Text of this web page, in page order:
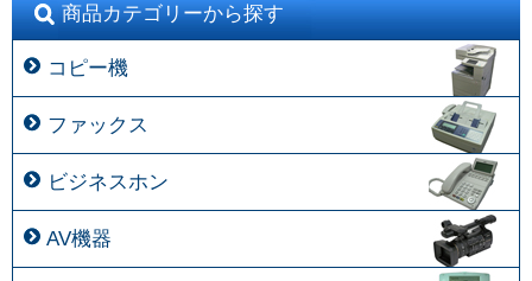
商品カテゴリーから探す
コピー機
ファックス
ビジネスホン
AV機器